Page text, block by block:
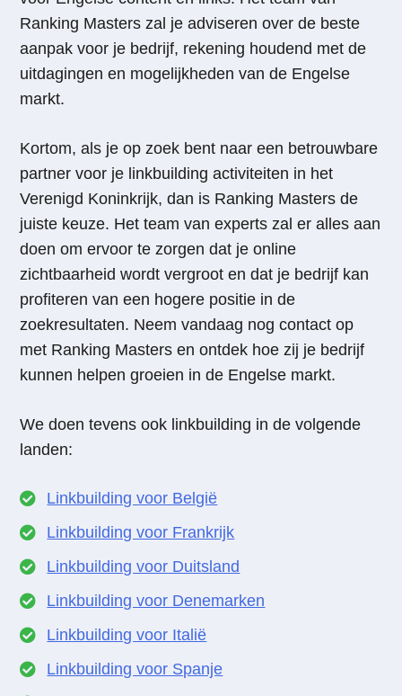
Ranking Masters zal je adviseren over de beste
aanpak voor je bedrijf, rekening houdend met de
uitdagingen en mogelijkheden van de Engelse
markt.
Kortom, als je op zoek bent naar een betrouwbare
partner voor je linkbuilding activiteiten in het
Verenigd Koninkrijk, dan is Ranking Masters de
juiste keuze. Het team van experts zal er alles aan
doen om ervoor te zorgen dat je online
zichtbaarheid wordt vergroot en dat je bedrijf kan
profiteren van een hogere positie in de
zoekresultaten. Neem vandaag nog contact op
met Ranking Masters en ontdek hoe zij je bedrijf
kunnen helpen groeien in de Engelse markt.
We doen tevens ook linkbuilding in de volgende
landen:
Linkbuilding voor België
Linkbuilding voor Frankrijk
Linkbuilding voor Duitsland
Linkbuilding voor Denemarken
Linkbuilding voor Italië
Linkbuilding voor Spanje